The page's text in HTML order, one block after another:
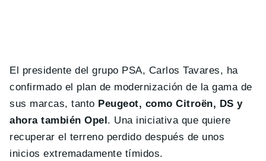
El presidente del grupo PSA, Carlos Tavares, ha
confirmado el plan de modernización de la gama de
sus marcas, tanto Peugeot, como Citroën, DS y
ahora también Opel. Una iniciativa que quiere
recuperar el terreno perdido después de unos
inicios extremadamente tímidos.